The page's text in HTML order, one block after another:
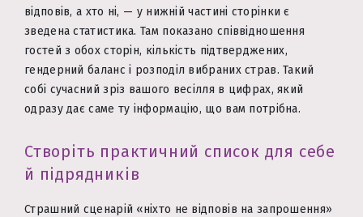
відповів, а хто ні, — у нижній частині сторінки є
зведена статистика. Там показано співвідношення
гостей з обох сторін, кількість підтверджених,
гендерний баланс і розподіл вибраних страв. Такий
собі сучасний зріз вашого весілля в цифрах, який
одразу дає саме ту інформацію, що вам потрібна.
Створіть практичний список для себе
й підрядників
Страшний сценарій «ніхто не відповів на запрошення»